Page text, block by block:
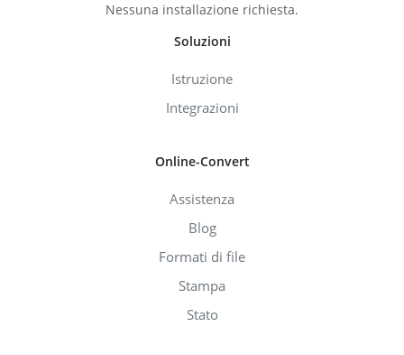
Nessuna installazione richiesta.
Soluzioni
Istruzione
Integrazioni
Online-Convert
Assistenza
Blog
Formati di file
Stampa
Stato